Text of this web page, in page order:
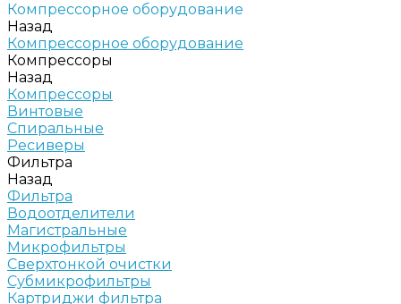
Компрессорное оборудование
Назад
Компрессорное оборудование
Компрессоры
Назад
Компрессоры
Винтовые
Спиральные
Ресиверы
Фильтра
Назад
Фильтра
Водоотделители
Магистральные
Микрофильтры
Сверхтонкой очистки
Субмикрофильтры
Картриджи фильтра